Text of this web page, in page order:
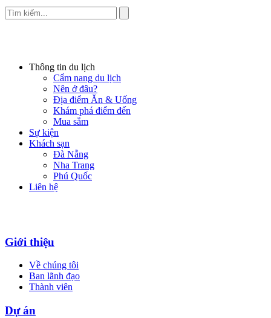
Thông tin du lịch
Cẩm nang du lịch
Nên ở đâu?
Địa điểm Ăn & Uống
Khám phá điểm đến
Mua sắm
Sự kiện
Khách sạn
Đà Nẵng
Nha Trang
Phú Quốc
Liên hệ
Giới thiệu
Về chúng tôi
Ban lãnh đạo
Thành viên
Dự án